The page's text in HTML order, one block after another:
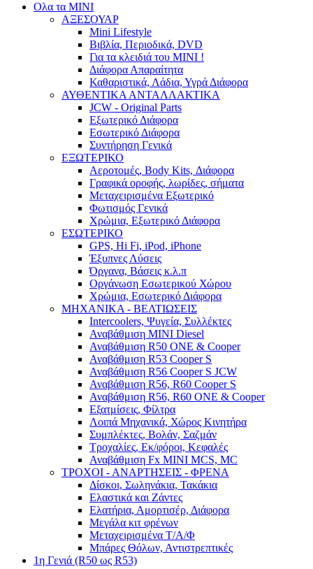
Ολα τα ΜΙΝΙ
ΑΞΕΣΟΥΑΡ
Mini Lifestyle
Βιβλία, Περιοδικά, DVD
Για τα κλειδιά του MINI !
Διάφορα Απαραίτητα
Καθαριστικά, Λάδια, Υγρά Διάφορα
ΑΥΘΕΝΤΙΚΑ ΑΝΤΑΛΛΑΚΤΙΚΑ
JCW - Original Parts
Εξωτερικό Διάφορα
Εσωτερικό Διάφορα
Συντήρηση Γενικά
ΕΞΩΤΕΡΙΚΟ
Αεροτομές, Body Kits, Διάφορα
Γραφικά οροφής, λωρίδες, σήματα
Μεταχειρισμένα Εξωτερικό
Φωτισμός Γενικά
Χρώμια, Εξωτερικό Διάφορα
ΕΣΩΤΕΡΙΚΟ
GPS, Hi Fi, iPod, iPhone
Έξυπνες Λύσεις
Όργανα, Βάσεις κ.λ.π
Οργάνωση Εσωτερικού Χώρου
Χρώμια, Εσωτερικό Διάφορα
ΜΗΧΑΝΙΚΑ - ΒΕΛΤΙΩΣΕΙΣ
Intercoolers, Ψυγεία, Συλλέκτες
Αναβάθμιση MINI Diesel
Αναβάθμιση R50 ONE & Cooper
Αναβάθμιση R53 Cooper S
Αναβάθμιση R56 Cooper S JCW
Αναβάθμιση R56, R60 Cooper S
Αναβάθμιση R56, R60 ONE & Cooper
Εξατμίσεις, Φίλτρα
Λοιπά Μηχανικά, Χώρος Κινητήρα
Συμπλέκτες, Βολάν, Σαζμάν
Τροχαλίες, Εκ/φόροι, Κεφαλές
Αναβάθμιση Fx MINI MCS, MC
ΤΡΟΧΟΙ - ΑΝΑΡΤΗΣΕΙΣ - ΦΡΕΝΑ
Δίσκοι, Σωληνάκια, Τακάκια
Ελαστικά και Ζάντες
Ελατήρια, Αμορτισέρ, Διάφορα
Μεγάλα κιτ φρένων
Μεταχειρισμένα Τ/Α/Φ
Μπάρες Θόλων, Αντιστρεπτικές
1η Γενιά (R50 ως R53)